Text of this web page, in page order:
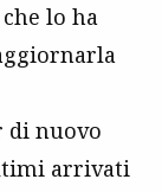
lo ha
di nuovo
arrivati